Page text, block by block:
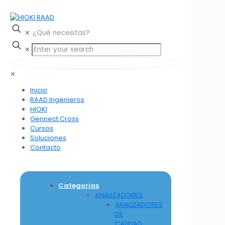
✕
✕
✕
Inicio
RAAD Ingenieros
HIOKI
Gennect Cross
Cursos
Soluciones
Contacto
Categorias
ANALIZADORES
ANALIZADORES
DE